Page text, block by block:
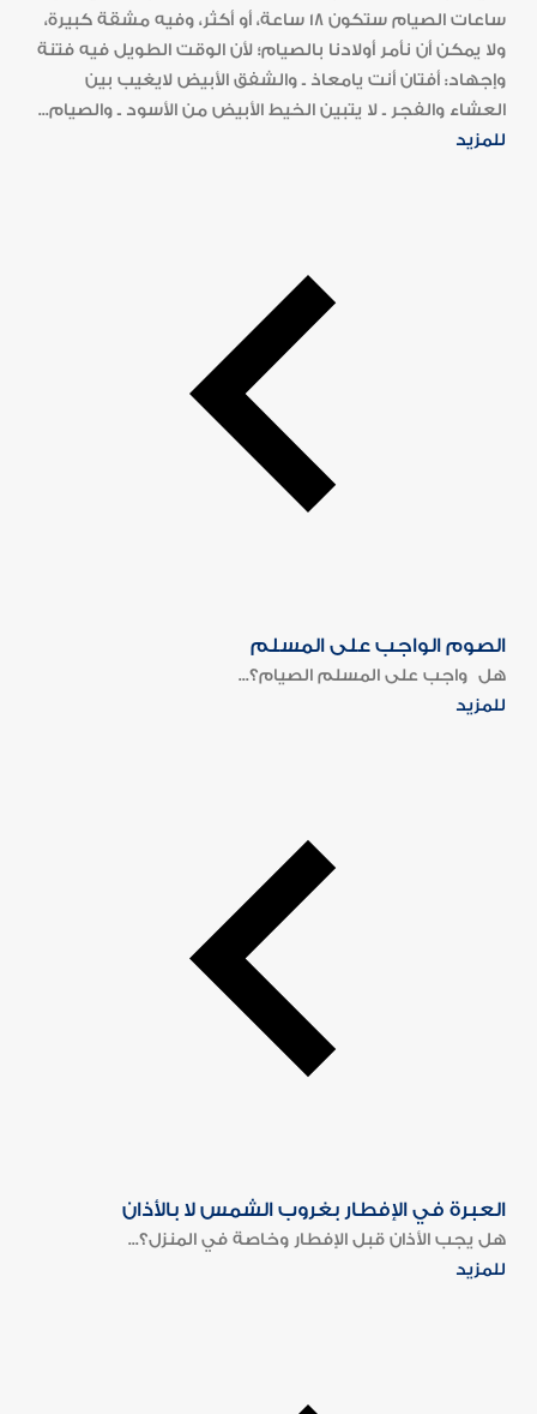
ساعات الصيام ستكون 18 ساعة، أو أكثر، وفيه مشقة كبيرة،
ولا يمكن أن نأمر أولادنا بالصيام؛ لأن الوقت الطويل فيه فتنة
وإجهاد: أفتان أنت يامعاذ ـ والشفق الأبيض لايغيب بين
العشاء والفجر ـ لا يتبين الخيط الأبيض من الأسود ـ والصيام...
للمزيد
الصوم الواجب على المسلم
هل واجب على المسلم الصيام؟...
للمزيد
العبرة في الإفطار بغروب الشمس لا بالأذان
هل يجب الأذان قبل الإفطار وخاصة في المنزل؟...
للمزيد